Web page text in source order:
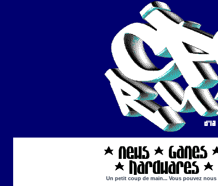
Un petit coup de main... Vous pouvez